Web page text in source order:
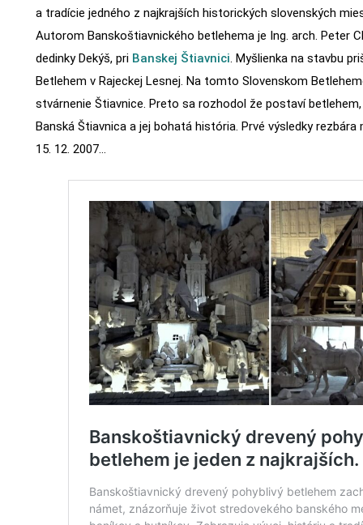
a tradície jedného z najkrajších historických slovenských
Autorom Banskoštiavnického betlehema je Ing. arch. Peter
dedinky Dekýš, pri Banskej Štiavnici. Myšlienka na stavbu
Betlehem v Rajeckej Lesnej. Na tomto Slovenskom
stvárnenie Štiavnice. Preto sa rozhodol že postaví
Banská Štiavnica a jej bohatá história. Prvé výsledky
15. 12. 2007…